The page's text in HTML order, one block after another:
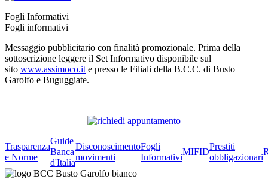
Fogli Informativi
Fogli informativi
Messaggio pubblicitario con finalità promozionale. Prima della
sottoscrizione leggere il Set Informativo disponibile sul
sito www.assimoco.it e presso le Filiali della B.C.C. di Busto
Garolfo e Buguggiate.
Trasparenza
e Norme
Guide
Banca
d'Italia
Disconoscimento
movimenti
Fogli
Informativi
MIFID
Prestiti
obbligazionari